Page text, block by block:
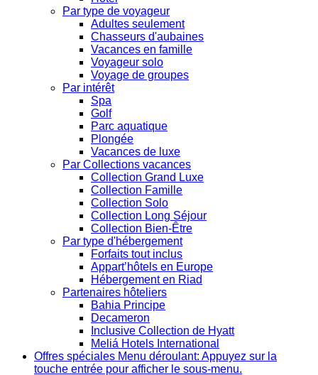
Par type de voyageur
Adultes seulement
Chasseurs d'aubaines
Vacances en famille
Voyageur solo
Voyage de groupes
Par intérêt
Spa
Golf
Parc aquatique
Plongée
Vacances de luxe
Par Collections vacances
Collection Grand Luxe
Collection Famille
Collection Solo
Collection Long Séjour
Collection Bien-Être
Par type d'hébergement
Forfaits tout inclus
Appart’hôtels en Europe
Hébergement en Riad
Partenaires hôteliers
Bahia Principe
Decameron
Inclusive Collection de Hyatt
Meliá Hotels International
Offres spéciales Menu déroulant: Appuyez sur la
touche entrée pour afficher le sous-menu.